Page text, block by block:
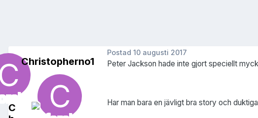
C
Christopherno1
Postad 10 augusti 2017
Peter Jackson hade inte gjort speciellt
Har man bara en jävligt bra story och